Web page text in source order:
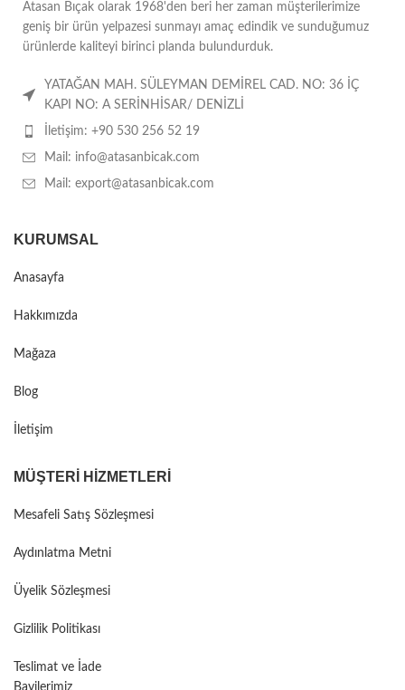
Atasan Bıçak olarak 1968'den beri her zaman müşterilerimize
geniş bir ürün yelpazesi sunmayı amaç edindik ve sunduğumuz
ürünlerde kaliteyi birinci planda bulundurduk.
YATAĞAN MAH. SÜLEYMAN DEMİREL CAD. NO: 36 İÇ
KAPI NO: A SERİNHİSAR/ DENİZLİ
İletişim: +90 530 256 52 19
Mail: info@atasanbicak.com
Mail: export@atasanbicak.com
KURUMSAL
Anasayfa
Hakkımızda
Mağaza
Blog
İletişim
MÜŞTERI HIZMETLERI
Mesafeli Satış Sözleşmesi
Aydınlatma Metni
Üyelik Sözleşmesi
Gizlilik Politikası
Teslimat ve İade
Bayilerimiz